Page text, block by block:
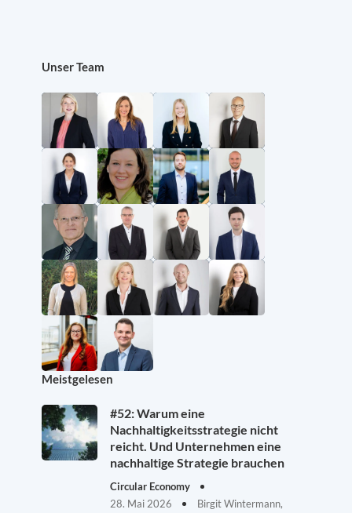
Unser Team
Meistgelesen
#52: Warum eine
Nachhaltigkeitsstrategie nicht
reicht. Und Unternehmen eine
nachhaltige Strategie brauchen
Circular Economy
28. Mai 2026
Birgit Wintermann,